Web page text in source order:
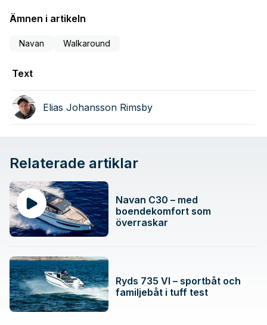
Ämnen i artikeln
Navan Walkaround
Text
Elias Johansson Rimsby
Relaterade artiklar
Navan C30 – med
boendekomfort som
överraskar
Ryds 735 VI – sportbåt och
familjebåt i tuff test